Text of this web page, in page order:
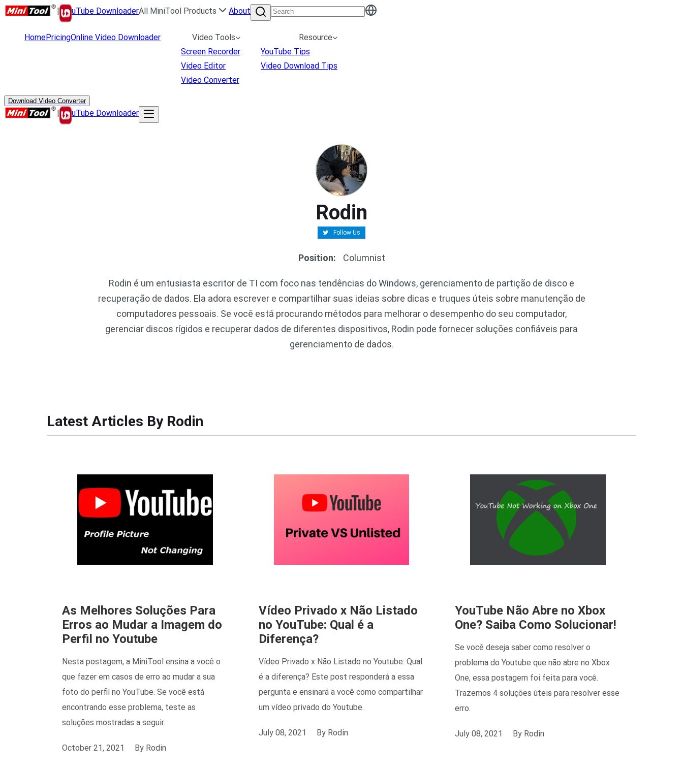
| uTube DownloaderAll MiniTool Products About
HomePricingOnline Video Downloader
Video Tools
Screen Recorder
Video Editor
Video Converter
Resource
YouTube Tips
Video Download Tips
Download Video Converter
| uTube Downloader
Rodin
Follow Us
Position: Columnist
Rodin é um entusiasta escritor de TI com foco nas tendências do Windows, gerenciamento de partição de disco e
recuperação de dados. Ela adora escrever e compartilhar suas ideias sobre dicas e truques úteis sobre manutenção de
computadores pessoais. Se você está procurando métodos para melhorar o desempenho do seu computador,
gerenciar discos rígidos e recuperar dados de diferentes dispositivos, Rodin pode fornecer soluções confiáveis para
gerenciamento de dados.
Latest Articles By Rodin
As Melhores Soluções Para
Erros ao Mudar a Imagem do
Perfil no Youtube
Nesta postagem, a MiniTool ensina a você o
que fazer em casos de erro ao mudar a sua
foto do perfil no YouTube. Se você está
encontrando esse problema, teste as
soluções mostradas a seguir.
October 21, 2021 By Rodin
Vídeo Privado x Não Listado
no YouTube: Qual é a
Diferença?
Vídeo Privado x Não Listado no Youtube: Qual
é a diferença? Este post responderá a essa
pergunta e ensinará a você como compartilhar
um vídeo privado do Youtube.
July 08, 2021 By Rodin
YouTube Não Abre no Xbox
One? Saiba Como Solucionar!
Se você deseja saber como resolver o
problema do Youtube que não abre no Xbox
One, essa postagem foi feita para você.
Trazemos 4 soluções úteis para resolver esse
erro.
July 08, 2021 By Rodin